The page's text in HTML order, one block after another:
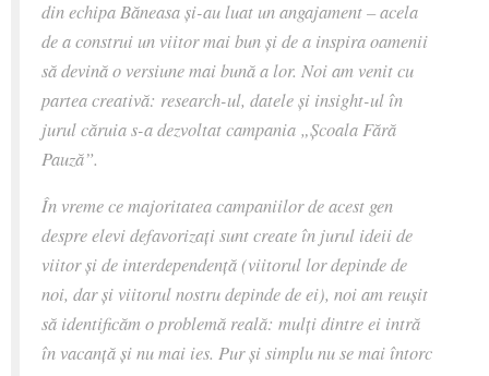
din echipa Băneasa și-au luat un angajament – acela
de a construi un viitor mai bun și de a inspira oamenii
să devină o versiune mai bună a lor. Noi am venit cu
partea creativă: research-ul, datele și insight-ul în
jurul căruia s-a dezvoltat campania „Școala Fără
Pauză”.
În vreme ce majoritatea campaniilor de acest gen
despre elevi defavorizați sunt create în jurul ideii de
viitor și de interdependență (viitorul lor depinde de
noi, dar și viitorul nostru depinde de ei), noi am reușit
să identificăm o problemă reală: mulți dintre ei intră
în vacanță și nu mai ies. Pur și simplu nu se mai întorc